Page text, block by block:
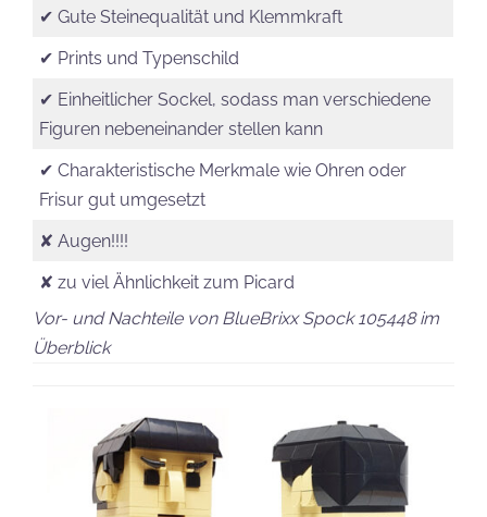
✔ Gute Steinequalität und Klemmkraft
✔ Prints und Typenschild
✔ Einheitlicher Sockel, sodass man verschiedene
Figuren nebeneinander stellen kann
✔ Charakteristische Merkmale wie Ohren oder
Frisur gut umgesetzt
✘ Augen!!!!
✘ zu viel Ähnlichkeit zum Picard
Vor- und Nachteile von BlueBrixx Spock 105448 im
Überblick